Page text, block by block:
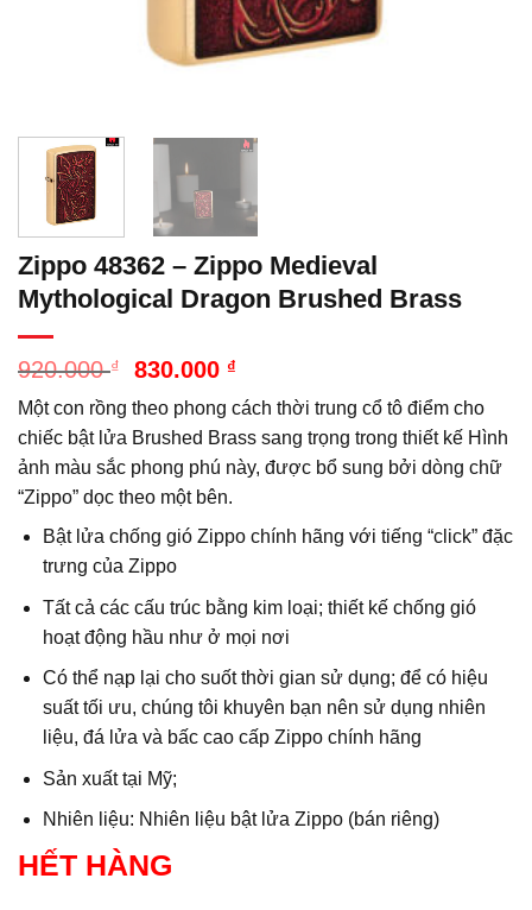
Zippo 48362 – Zippo Medieval
Mythological Dragon Brushed Brass
920.000₫
Giá
là:
920.000 ₫.
830.000 ₫
tại
là:
830.000 ₫.
Một con rồng theo phong cách thời trung cổ tô điểm cho
chiếc bật lửa Brushed Brass sang trọng trong thiết kế Hình
ảnh màu sắc phong phú này, được bổ sung bởi dòng chữ
“Zippo” dọc theo một bên.
Bật lửa chống gió Zippo chính hãng với tiếng “click” đặc
trưng của Zippo
Tất cả các cấu trúc bằng kim loại; thiết kế chống gió
hoạt động hầu như ở mọi nơi
Có thể nạp lại cho suốt thời gian sử dụng; để có hiệu
suất tối ưu, chúng tôi khuyên bạn nên sử dụng nhiên
liệu, đá lửa và bấc cao cấp Zippo chính hãng
Sản xuất tại Mỹ;
Nhiên liệu: Nhiên liệu bật lửa Zippo (bán riêng)
HẾT HÀNG